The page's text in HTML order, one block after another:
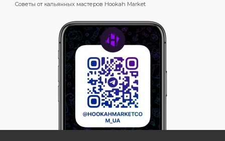
Советы от кальянных мастеров Hookah Market